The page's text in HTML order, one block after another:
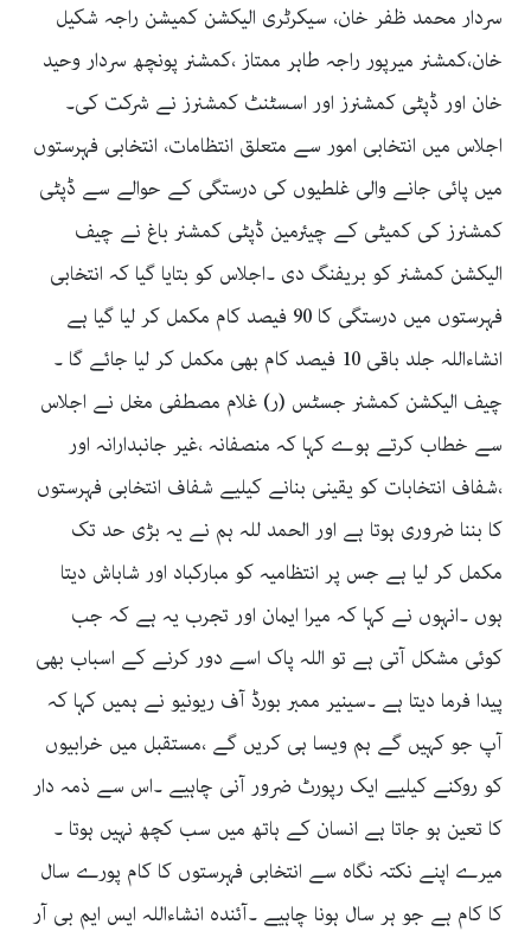
سردار محمد ظفر خان، سیکرٹری الیکشن کمیشن راجہ شکیل
خان،کمشنر میرپور راجہ طاہر ممتاز ،کمشنر پونچھ سردار وحید
خان اور ڈپٹی کمشنرز اور اسسٹنٹ کمشنرز نے شرکت کی۔
اجلاس میں انتخابی امور سے متعلق انتظامات، انتخابی فہرستوں
میں پائی جانے والی غلطیوں کی درستگی کے حوالے سے ڈپٹی
کمشنرز کی کمیٹی کے چیئرمین ڈپٹی کمشنر باغ نے چیف
الیکشن کمشنر کو بریفنگ دی ۔اجلاس کو بتایا گیا کہ انتخابی
فہرستوں میں درستگی کا 90 فیصد کام مکمل کر لیا گیا ہے
انشاءاللہ جلد باقی 10 فیصد کام بھی مکمل کر لیا جائے گا ۔
چیف الیکشن کمشنر جسٹس (ر) غلام مصطفی مغل نے اجلاس
سے خطاب کرتے ہوے کہا کہ منصفانہ ،غیر جانبدارانہ اور
،شفاف انتخابات کو یقینی بنانے کیلیے شفاف انتخابی فہرستوں
کا بننا ضروری ہوتا ہے اور الحمد للہ ہم نے یہ بڑی حد تک
مکمل کر لیا ہے جس پر انتظامیہ کو مبارکباد اور شاباش دیتا
ہوں ۔انہوں نے کہا کہ میرا ایمان اور تجرب یہ ہے کہ جب
کوئی مشکل آتی ہے تو اللہ پاک اسے دور کرنے کے اسباب بھی
پیدا فرما دیتا ہے ۔سینیر ممبر بورڈ آف ریونیو نے ہمیں کہا کہ
آپ جو کہیں گے ہم ویسا ہی کریں گے ،مستقبل میں خرابیوں
کو روکنے کیلیے ایک رپورٹ ضرور آنی چاہیے ۔اس سے ذمہ دار
کا تعین ہو جاتا ہے انسان کے ہاتھ میں سب کچھ نہیں ہوتا ۔
میرے اپنے نکتہ نگاہ سے انتخابی فہرستوں کا کام پورے سال
کا کام ہے جو ہر سال ہونا چاہیے ۔آئندہ انشاءاللہ ایس ایم بی آر